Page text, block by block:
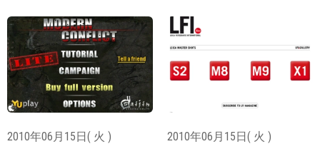
2010年06月15日( 火 ) 2010年06月15日( 火 )